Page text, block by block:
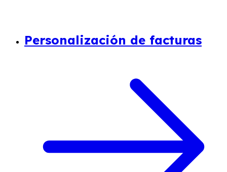
Personalización de facturas